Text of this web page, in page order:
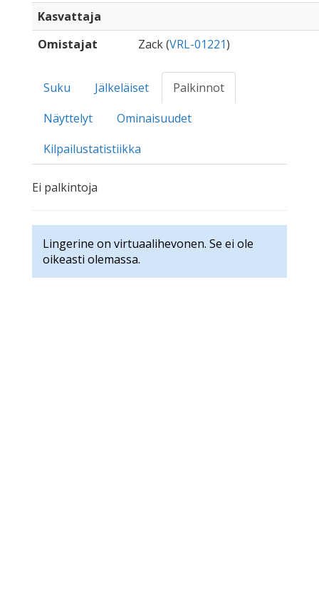
Kasvattaja
Omistajat
Zack (VRL-01221)
Suku Jälkeläiset
Palkinnot
Näyttelyt
Ominaisuudet
Kilpailustatistiikka
Ei palkintoja
Lingerine on virtuaalihevonen. Se ei ole
oikeasti olemassa.